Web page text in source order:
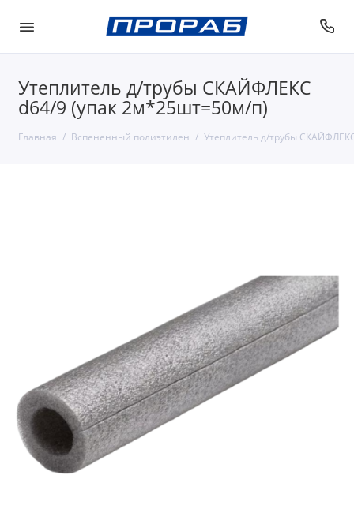
Утеплитель д/трубы СКАЙФЛЕКС
d64/9 (упак 2м*25шт=50м/п)
Главная Вспененный полиэтилен Утеплитель д/трубы